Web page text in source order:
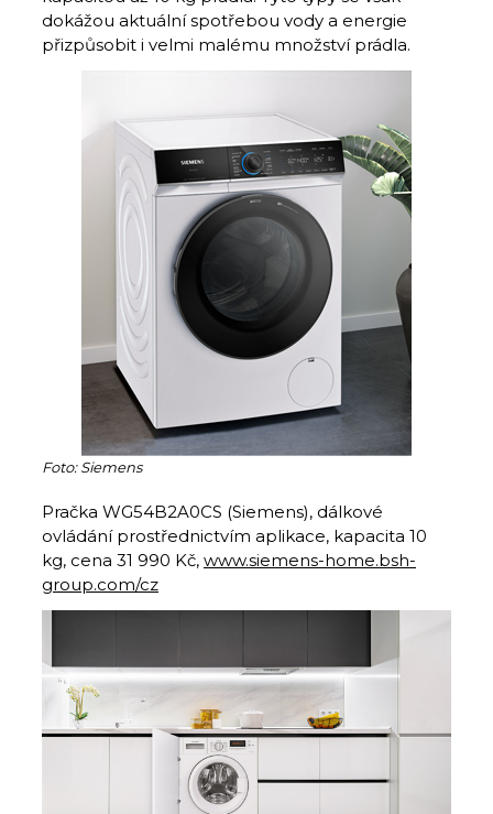
dokážou aktuální spotřebou vody a energie
přizpůsobit i velmi malému množství prádla.
Foto: Siemens
Pračka WG54B2A0CS (Siemens), dálkové
ovládání prostřednictvím aplikace, kapacita 10
kg, cena 31 990 Kč, www.siemens-home.bsh-
group.com/cz